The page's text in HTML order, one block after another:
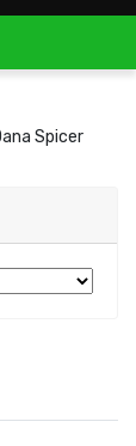
Spicer